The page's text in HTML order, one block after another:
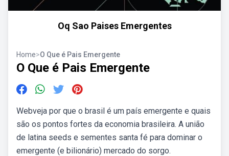
Oq Sao Paises Emergentes
Home>O Que é Pais Emergente
O Que é Pais Emergente
Webveja por que o brasil é um país emergente e quais
são os pontos fortes da economia brasileira. A união
de latina seeds e sementes santa fé para dominar o
emergente (e bilionário) mercado do sorgo.